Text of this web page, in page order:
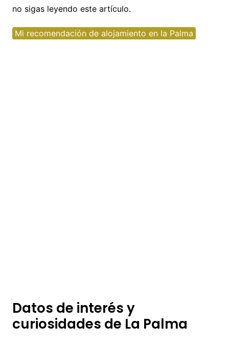
no sigas leyendo este artículo.
Mi recomendación de alojamiento en la Palma
Datos de interés y
curiosidades de La Palma